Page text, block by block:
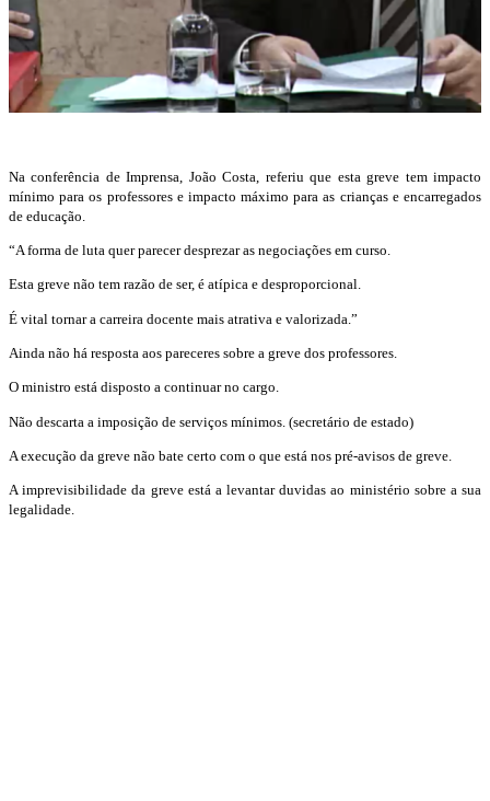
Na conferência de Imprensa, João Costa, referiu que esta greve tem impacto
mínimo para os professores e impacto máximo para as crianças e encarregados
de educação.
“A forma de luta quer parecer desprezar as negociações em curso.
Esta greve não tem razão de ser, é atípica e desproporcional.
É vital tornar a carreira docente mais atrativa e valorizada.”
Ainda não há resposta aos pareceres sobre a greve dos professores.
O ministro está disposto a continuar no cargo.
Não descarta a imposição de serviços mínimos. (secretário de estado)
A execução da greve não bate certo com o que está nos pré-avisos de greve.
A imprevisibilidade da greve está a levantar duvidas ao ministério sobre a sua
legalidade.